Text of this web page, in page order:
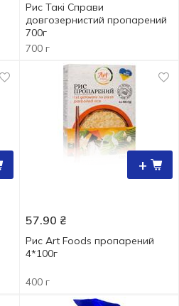
Рис Такі Справи
довгозернистий пропарений
700г
700 г
+
57.90 ₴
Рис Art Foods пропарений
4*100г
400 г